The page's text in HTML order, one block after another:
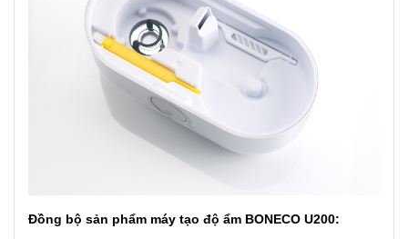
Đồng bộ sản phẩm máy tạo độ ẩm BONECO U200: